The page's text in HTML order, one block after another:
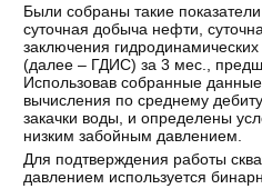
Были собраны такие
суточная добыча нефти,
заключения
(далее – ГДИС) за 3 мес.,
Использовав собранные
вычисления по среднему
закачки воды, и определены
низким забойным давлением.
Для подтверждения работы
давлением используется